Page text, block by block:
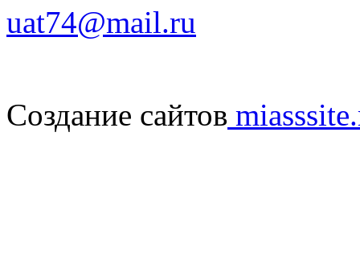
uat74@mail.ru
Создание сайтов